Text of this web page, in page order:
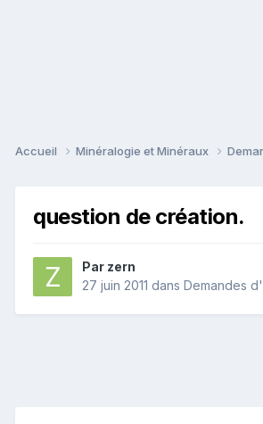
Accueil Minéralogie et Minéraux
question de création.
Par zern
27 juin 2011 dans Demandes